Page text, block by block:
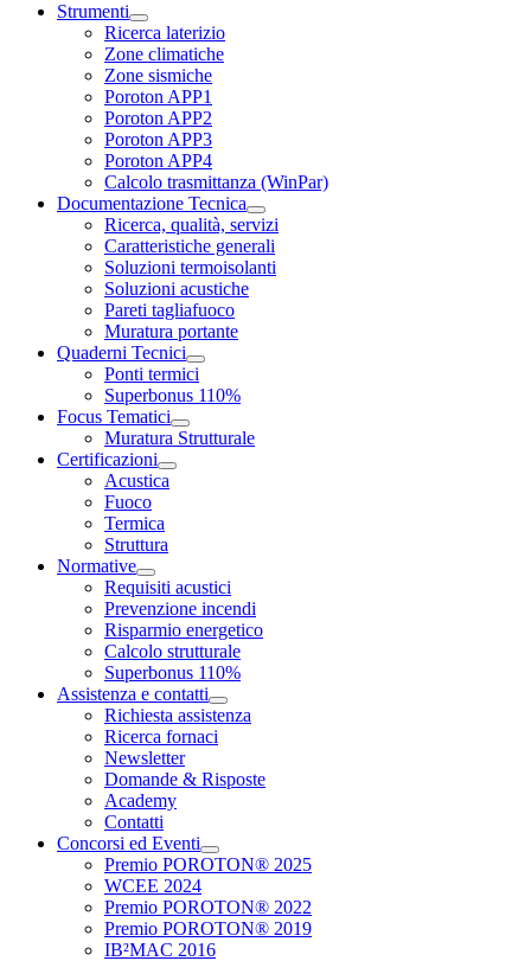
Strumenti
Ricerca laterizio
Zone climatiche
Zone sismiche
Poroton APP1
Poroton APP2
Poroton APP3
Poroton APP4
Calcolo trasmittanza (WinPar)
Documentazione Tecnica
Ricerca, qualità, servizi
Caratteristiche generali
Soluzioni termoisolanti
Soluzioni acustiche
Pareti tagliafuoco
Muratura portante
Quaderni Tecnici
Ponti termici
Superbonus 110%
Focus Tematici
Muratura Strutturale
Certificazioni
Acustica
Fuoco
Termica
Struttura
Normative
Requisiti acustici
Prevenzione incendi
Risparmio energetico
Calcolo strutturale
Superbonus 110%
Assistenza e contatti
Richiesta assistenza
Ricerca fornaci
Newsletter
Domande & Risposte
Academy
Contatti
Concorsi ed Eventi
Premio POROTON® 2025
WCEE 2024
Premio POROTON® 2022
Premio POROTON® 2019
IB²MAC 2016